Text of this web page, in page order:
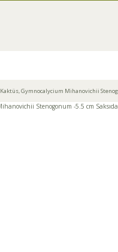
Kaktüs, Gymnocalycium Mihanovichii